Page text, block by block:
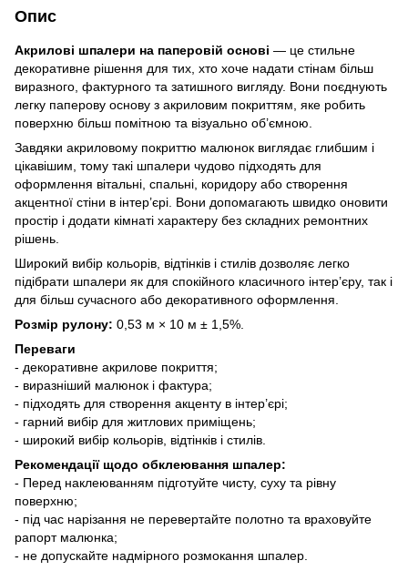
Опис
Акрилові шпалери на паперовій основі — це стильне
декоративне рішення для тих, хто хоче надати стінам більш
виразного, фактурного та затишного вигляду. Вони поєднують
легку паперову основу з акриловим покриттям, яке робить
поверхню більш помітною та візуально об’ємною.
Завдяки акриловому покриттю малюнок виглядає глибшим і
цікавішим, тому такі шпалери чудово підходять для
оформлення вітальні, спальні, коридору або створення
акцентної стіни в інтер’єрі. Вони допомагають швидко оновити
простір і додати кімнаті характеру без складних ремонтних
рішень.
Широкий вибір кольорів, відтінків і стилів дозволяє легко
підібрати шпалери як для спокійного класичного інтер’єру, так і
для більш сучасного або декоративного оформлення.
Розмір рулону: 0,53 м × 10 м ± 1,5%.
Переваги
- декоративне акрилове покриття;
- виразніший малюнок і фактура;
- підходять для створення акценту в інтер’єрі;
- гарний вибір для житлових приміщень;
- широкий вибір кольорів, відтінків і стилів.
Рекомендації щодо обклеювання шпалер:
- Перед наклеюванням підготуйте чисту, суху та рівну
поверхню;
- під час нарізання не перевертайте полотно та враховуйте
рапорт малюнка;
- не допускайте надмірного розмокання шпалер.